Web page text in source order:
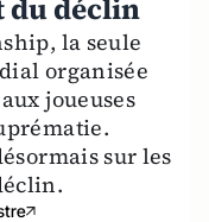
du déclin
la seule
organisée
joueuses
sur les